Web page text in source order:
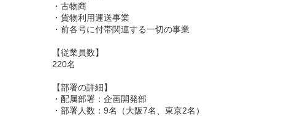
・古物商
・貨物利用運送事業
・前各号に付帯関連する一切の事業
【従業員数】
220名
【部署の詳細】
・配属部署：企画開発部
・部署人数：9名（大阪7名、東京2名）